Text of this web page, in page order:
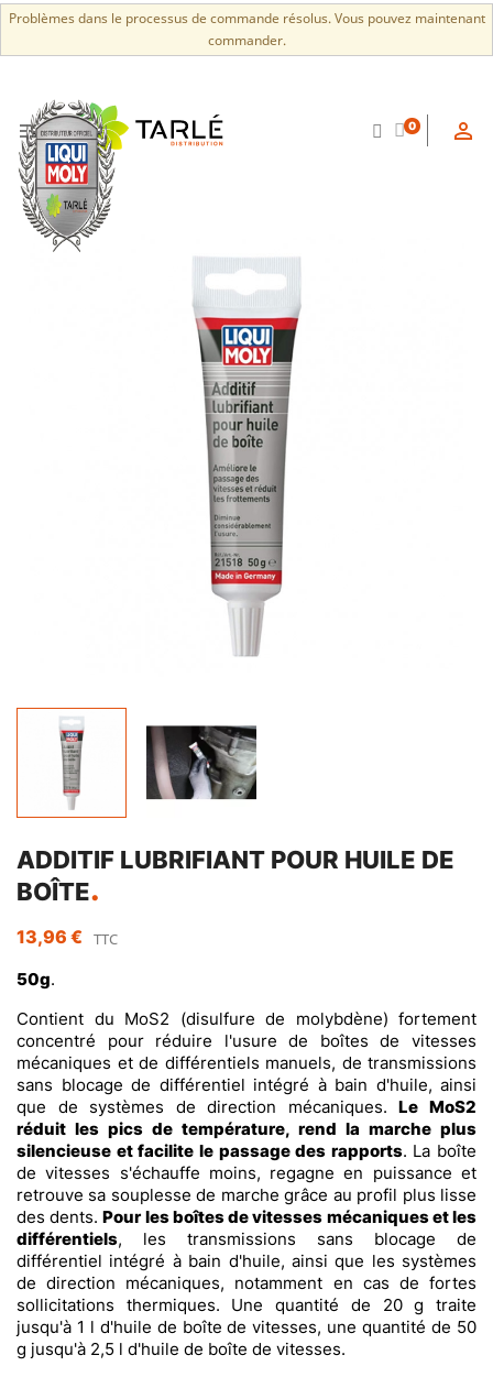
Problèmes dans le processus de commande résolus. Vous pouvez maintenant
commander.
 0 
ADDITIF LUBRIFIANT POUR HUILE DE
BOÎTE
13,96 € TTC
50g.
Contient du MoS2 (disulfure de molybdène) fortement
concentré pour réduire l'usure de boîtes de vitesses
mécaniques et de différentiels manuels, de transmissions
sans blocage de différentiel intégré à bain d'huile, ainsi
que de systèmes de direction mécaniques.Le MoS2
réduit les pics de température, rend la marche plus
silencieuse et facilite le passage des rapports. La boîte
de vitesses s'échauffe moins, regagne en puissance et
retrouve sa souplesse de marche grâce au profil plus lisse
des dents.Pour les boîtes de vitesses mécaniques et les
différentiels, les transmissions sans blocage de
différentiel intégré à bain d'huile, ainsi que les systèmes
de direction mécaniques, notamment en cas de fortes
sollicitations thermiques. Une quantité de 20 g traite
jusqu'à 1 l d'huile de boîte de vitesses, une quantité de 50
g jusqu'à 2,5 l d'huile de boîte de vitesses.